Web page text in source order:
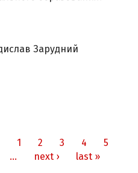
Зарудний
1 2 3 4
5
… next › last »